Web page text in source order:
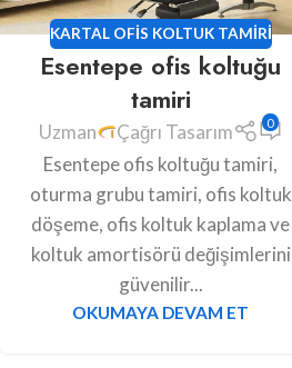
KARTAL OFIS KOLTUK TAMIRI
Esentepe ofis koltuğu
tamiri
Uzman Çağrı Tasarım 0
Esentepe ofis koltuğu tamiri,
oturma grubu tamiri, ofis koltuk
döşeme, ofis koltuk kaplama ve
koltuk amortisörü değişimlerini
güvenilir...
OKUMAYA DEVAM ET